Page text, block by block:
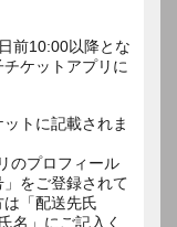
前10:00以降とな
ケットアプリに
トに記載されま
のプロフィール
をご登録されて
「配送先氏
名」にご記入く